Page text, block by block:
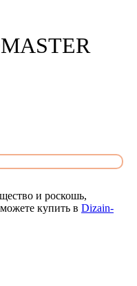
и роскошь,
купить в Dizain-